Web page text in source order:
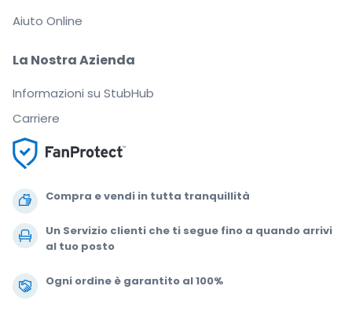
Compra e vendi in tutta tranquillità
Un Servizio clienti che ti segue fino a quando arrivi
al tuo posto
Ogni ordine è garantito al 100%
La Nostra Azienda
Informazioni su StubHub
Carriere
Aiuto Online